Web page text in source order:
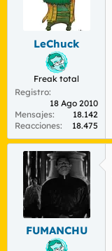
LeChuck
Freak total
Registro
18 Ago 2010
Mensajes
18.142
Reacciones
18.475
FUMANCHU